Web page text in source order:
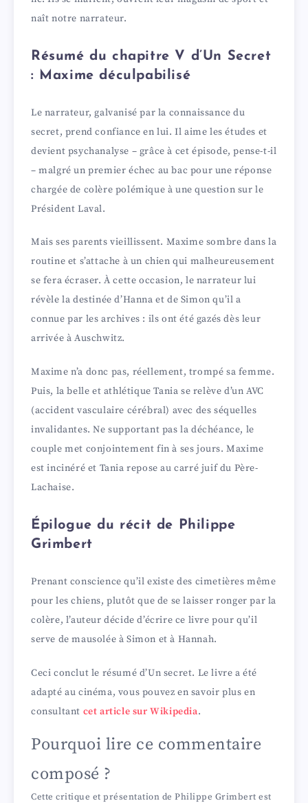
naît notre narrateur.
Résumé du chapitre V d’Un Secret
: Maxime déculpabilisé
Le narrateur, galvanisé par la connaissance du
secret, prend confiance en lui. Il aime les études et
devient psychanalyse – grâce à cet épisode, pense-t-il
– malgré un premier échec au bac pour une réponse
chargée de colère polémique à une question sur le
Président Laval.
Mais ses parents vieillissent. Maxime sombre dans la
routine et s’attache à un chien qui malheureusement
se fera écraser. À cette occasion, le narrateur lui
révèle la destinée d’Hanna et de Simon qu’il a
connue par les archives : ils ont été gazés dès leur
arrivée à Auschwitz.
Maxime n’a donc pas, réellement, trompé sa femme.
Puis, la belle et athlétique Tania se relève d’un AVC
(accident vasculaire cérébral) avec des séquelles
invalidantes. Ne supportant pas la déchéance, le
couple met conjointement fin à ses jours. Maxime
est incinéré et Tania repose au carré juif du Père-
Lachaise.
Épilogue du récit de Philippe
Grimbert
Prenant conscience qu’il existe des cimetières même
pour les chiens, plutôt que de se laisser ronger par la
colère, l’auteur décide d’écrire ce livre pour qu’il
serve de mausolée à Simon et à Hannah.
Ceci conclut le résumé d’Un secret. Le livre a été
adapté au cinéma, vous pouvez en savoir plus en
consultant cet article sur Wikipedia.
Pourquoi lire ce commentaire
composé ?
Cette critique et présentation de Philippe Grimbert est